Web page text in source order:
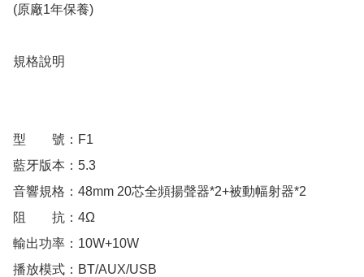
(原廠1年保養)
規格說明
型　　號：F1
藍牙版本：5.3
音響規格：48mm 20芯全頻揚聲器*2+被動幅射器*2
阻　　抗：4Ω
輸出功率：10W+10W
播放模式：BT/AUX/USB